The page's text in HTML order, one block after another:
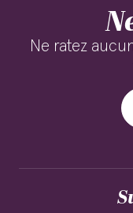
Ne ratez